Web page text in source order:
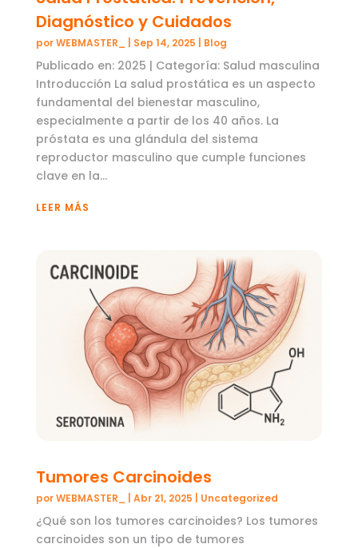
Diagnóstico y Cuidados
porWEBMASTER_ Sep 14, 2025 Blog
Publicado en: 2025 | Categoría: Salud masculina
Introducción La salud prostática es un aspecto
fundamental del bienestar masculino,
especialmente a partir de los 40 años. La
próstata es una glándula del sistema
reproductor masculino que cumple funciones
clave en la...
LEER MÁS
Tumores Carcinoides
porWEBMASTER_ Abr 21, 2025 Uncategorized
¿Qué son los tumores carcinoides? Los tumores
carcinoides son un tipo de tumores